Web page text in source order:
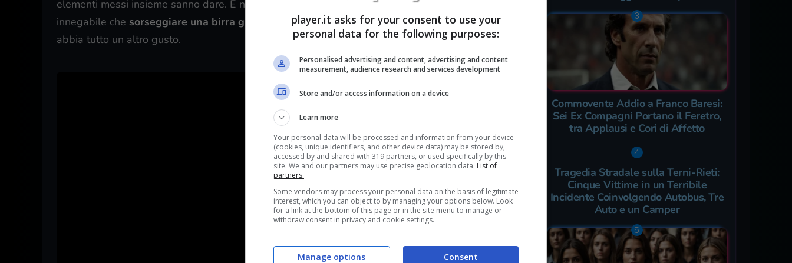
elementi messi insieme sanno dare. E nonostante vogliamo ricordare che l’alcol faccia male, è
innegabile che sorseggiare una birra ghiacciata davanti al proprio videogioco preferito,
abbia tutto un altro gusto.
Commovente Addio a Franco Baresi:
Sei Ex Compagni Portano il Feretro,
tra Applausi e Cori di Affetto
Tragedia Stradale sulla Terni-Rieti:
Cinque Vittime in un Terribile
Incidente Coinvolgendo Autobus, Tre
Auto e un Camper
player.it asks for your consent to use your
personal data for the following purposes:
Personalised advertising and content, advertising and content
measurement, audience research and services development
Store and/or access information on a device
Learn more
Your personal data will be processed and information from your device
(cookies, unique identifiers, and other device data) may be stored by,
accessed by and shared with 319 partners, or used specifically by this
site. We and our partners may use precise geolocation data. List of
partners.
Some vendors may process your personal data on the basis of legitimate
interest, which you can object to by managing your options below. Look
for a link at the bottom of this page or in the site menu to manage or
withdraw consent in privacy and cookie settings.
Consent
Manage options